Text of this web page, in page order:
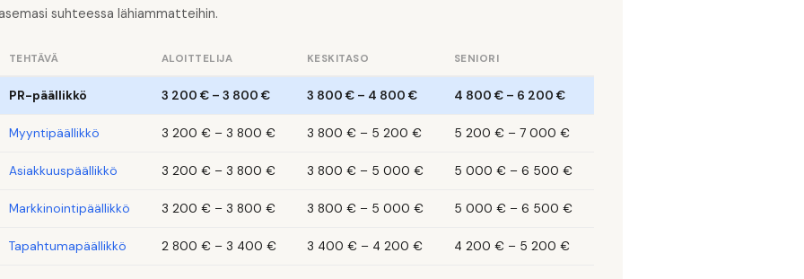
suhteessa lähiammatteihin.
TEHTÄVÄ ALOITTELIJA KESKITASO SENIORI
PR-päällikkö 3 200 € – 3 800 € 3 800 € – 4 800 € 4 800 € – 6 200 €
Myyntipäällikkö 3 200 € – 3 800 € 3 800 € – 5 200 € 5 200 € – 7 000 €
Asiakkuuspäällikkö 3 200 € – 3 800 € 3 800 € – 5 000 € 5 000 € – 6 500 €
Markkinointipäällikkö 3 200 € – 3 800 € 3 800 € – 5 000 € 5 000 € – 6 500 €
Tapahtumapäällikkö 2 800 € – 3 400 € 3 400 € – 4 200 € 4 200 € – 5 200 €